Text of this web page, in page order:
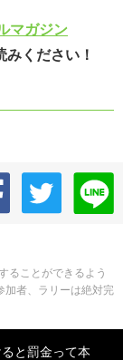
マガジン
みください！
ることができるよう
加者、ラリーは絶対完
と罰金って本